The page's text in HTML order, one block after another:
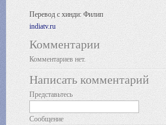
Перевод с хинди: Филип
indiatv.ru
Комментарии
Комментариев нет.
Написать комментарий
Представьтесь
Сообщение